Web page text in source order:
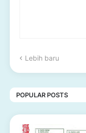
Lebih baru
POPULAR POSTS